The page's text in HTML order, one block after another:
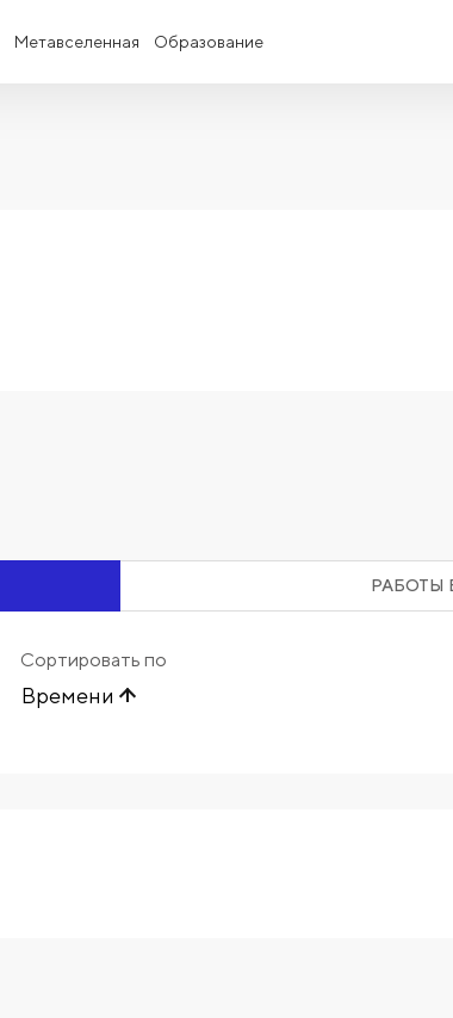
Метавселенная Образование
РАБОТЫ
Сортировать по
Времени